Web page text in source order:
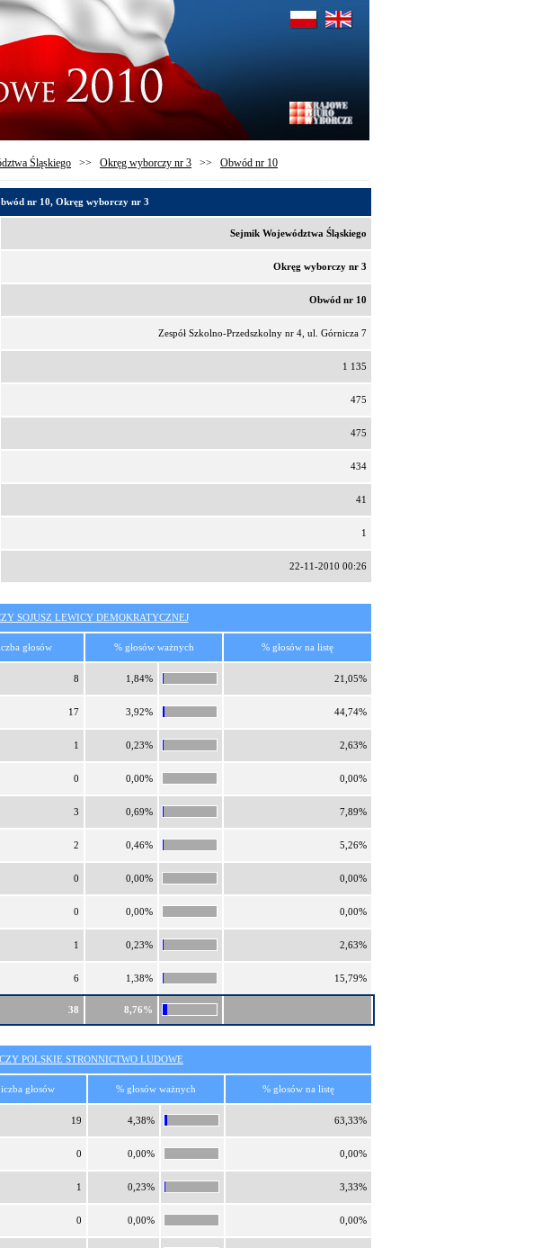
Śląskiego >> Okręg wyborczy nr 3 >> Obwód nr 10
nr 10, Okręg wyborczy nr 3
Sejmik Województwa Śląskiego
Okręg wyborczy nr 3
Obwód nr 10
Zespół Szkolno-Przedszkolny nr 4, ul. Górnicza 7
1 135
475
475
434
41
1
22-11-2010 00:26
SOJUSZ LEWICY DEMOKRATYCZNEJ
głosów % głosów ważnych % głosów na listę
8 1,84% 21,05%
17 3,92% 44,74%
1 0,23% 2,63%
0 0,00% 0,00%
3 0,69% 7,89%
2 0,46% 5,26%
0 0,00% 0,00%
0 0,00% 0,00%
1 0,23% 2,63%
6 1,38% 15,79%
38 8,76%
POLSKIE STRONNICTWO LUDOWE
głosów % głosów ważnych % głosów na listę
19 4,38% 63,33%
0 0,00% 0,00%
1 0,23% 3,33%
0 0,00% 0,00%